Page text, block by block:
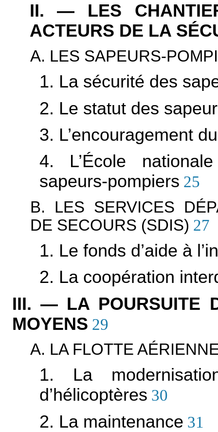
II. — LES
ACTEURS DE LA
A. LES SAPEURS-
1. La sécurité des
2. Le statut des
3. L’encouragement
4. L’École
sapeurs-pompiers 25
B. LES SERVICES
DE SECOURS (SDIS) 27
1. Le fonds d’aide à
2. La coopération
III. — LA POURSUITE
MOYENS 29
A. LA FLOTTE
1. La
d’hélicoptères 30
2. La maintenance 31